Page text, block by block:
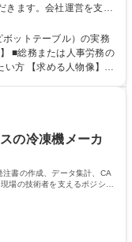
きます。会社運営を支え
しての活躍を期待して
、株主総会・取締役会運
アンス推進や個人情報
ットテーブル）の実務
方 【求める人物像】
資格：日商簿記検定2
の冷凍機メーカ
書の作成、データ集計、CA
場の技術者を支えるポジショ